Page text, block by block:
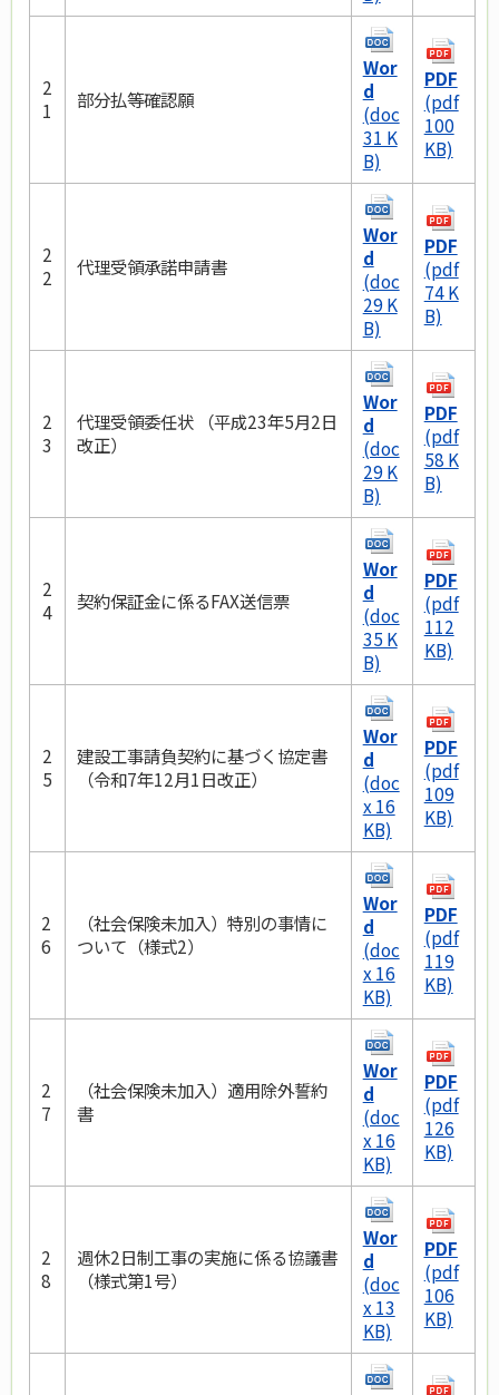
2
1
部分払等確認願
Wor
d
(doc
31 K
B)
PDF
(pdf
100
KB)
2
2
代理受領承諾申請書
Wor
d
(doc
29 K
B)
PDF
(pdf
74 K
B)
2
3
代理受領委任状 （平成23年5月2日
改正）
Wor
d
(doc
29 K
B)
PDF
(pdf
58 K
B)
2
4
契約保証金に係るFAX送信票
Wor
d
(doc
35 K
B)
PDF
(pdf
112
KB)
2
5
建設工事請負契約に基づく協定書
（令和7年12月1日改正）
Wor
d
(doc
x 16
KB)
PDF
(pdf
109
KB)
2
6
（社会保険未加入）特別の事情に
ついて（様式2）
Wor
d
(doc
x 16
KB)
PDF
(pdf
119
KB)
2
7
（社会保険未加入）適用除外誓約
書
Wor
d
(doc
x 16
KB)
PDF
(pdf
126
KB)
2
8
週休2日制工事の実施に係る協議書
（様式第1号）
Wor
d
(doc
x 13
KB)
PDF
(pdf
106
KB)